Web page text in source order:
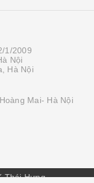
1/2009
Nội
Hà Nội
Mai- Hà Nội
Thái Hưng